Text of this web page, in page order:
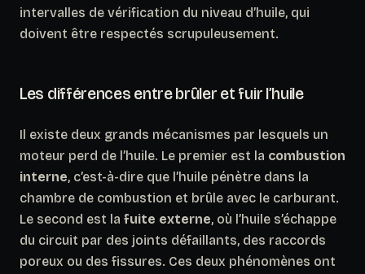
intervalles de vérification du niveau d’huile, qui
doivent être respectés scrupuleusement.
Les différences entre brûler et fuir l’huile
Il existe deux grands mécanismes par lesquels un
moteur perd de l’huile. Le premier est la combustion
interne, c’est-à-dire que l’huile pénètre dans la
chambre de combustion et brûle avec le carburant.
Le second est la fuite externe, où l’huile s’échappe
du circuit par des joints défaillants, des raccords
poreux ou des fissures. Ces deux phénomènes ont